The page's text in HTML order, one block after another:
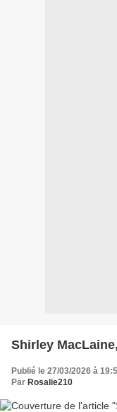
Shirley
Publié le 27/03/2026 à
Par Rosalie210